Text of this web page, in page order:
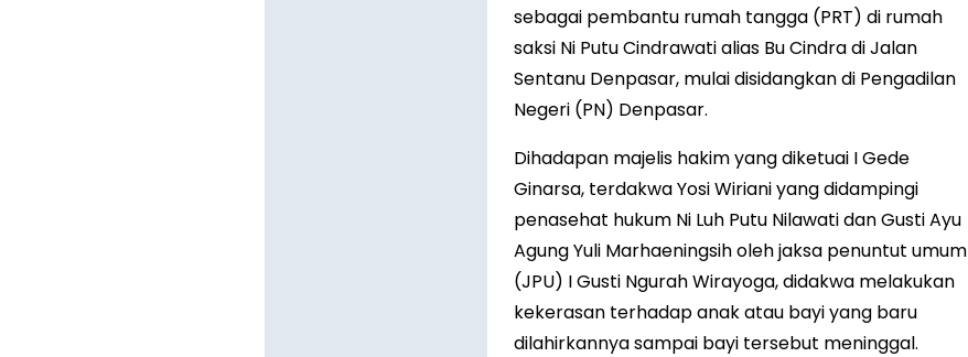
sebagai pembantu rumah tangga (PRT) di rumah
saksi Ni Putu Cindrawati alias Bu Cindra di Jalan
Sentanu Denpasar, mulai disidangkan di Pengadilan
Negeri (PN) Denpasar.
Dihadapan majelis hakim yang diketuai I Gede
Ginarsa, terdakwa Yosi Wiriani yang didampingi
penasehat hukum Ni Luh Putu Nilawati dan Gusti Ayu
Agung Yuli Marhaeningsih oleh jaksa penuntut umum
(JPU) I Gusti Ngurah Wirayoga, didakwa melakukan
kekerasan terhadap anak atau bayi yang baru
dilahirkannya sampai bayi tersebut meninggal.